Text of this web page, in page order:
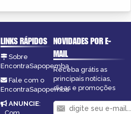
LINKS RÁPIDOS
Sobre
EncontraSapopemba
Fale com o
EncontraSapopemba
ANUNCIE:
NOVIDADES POR E-
MAIL
Receba grátis as
principais notícias,
dicas e promoções